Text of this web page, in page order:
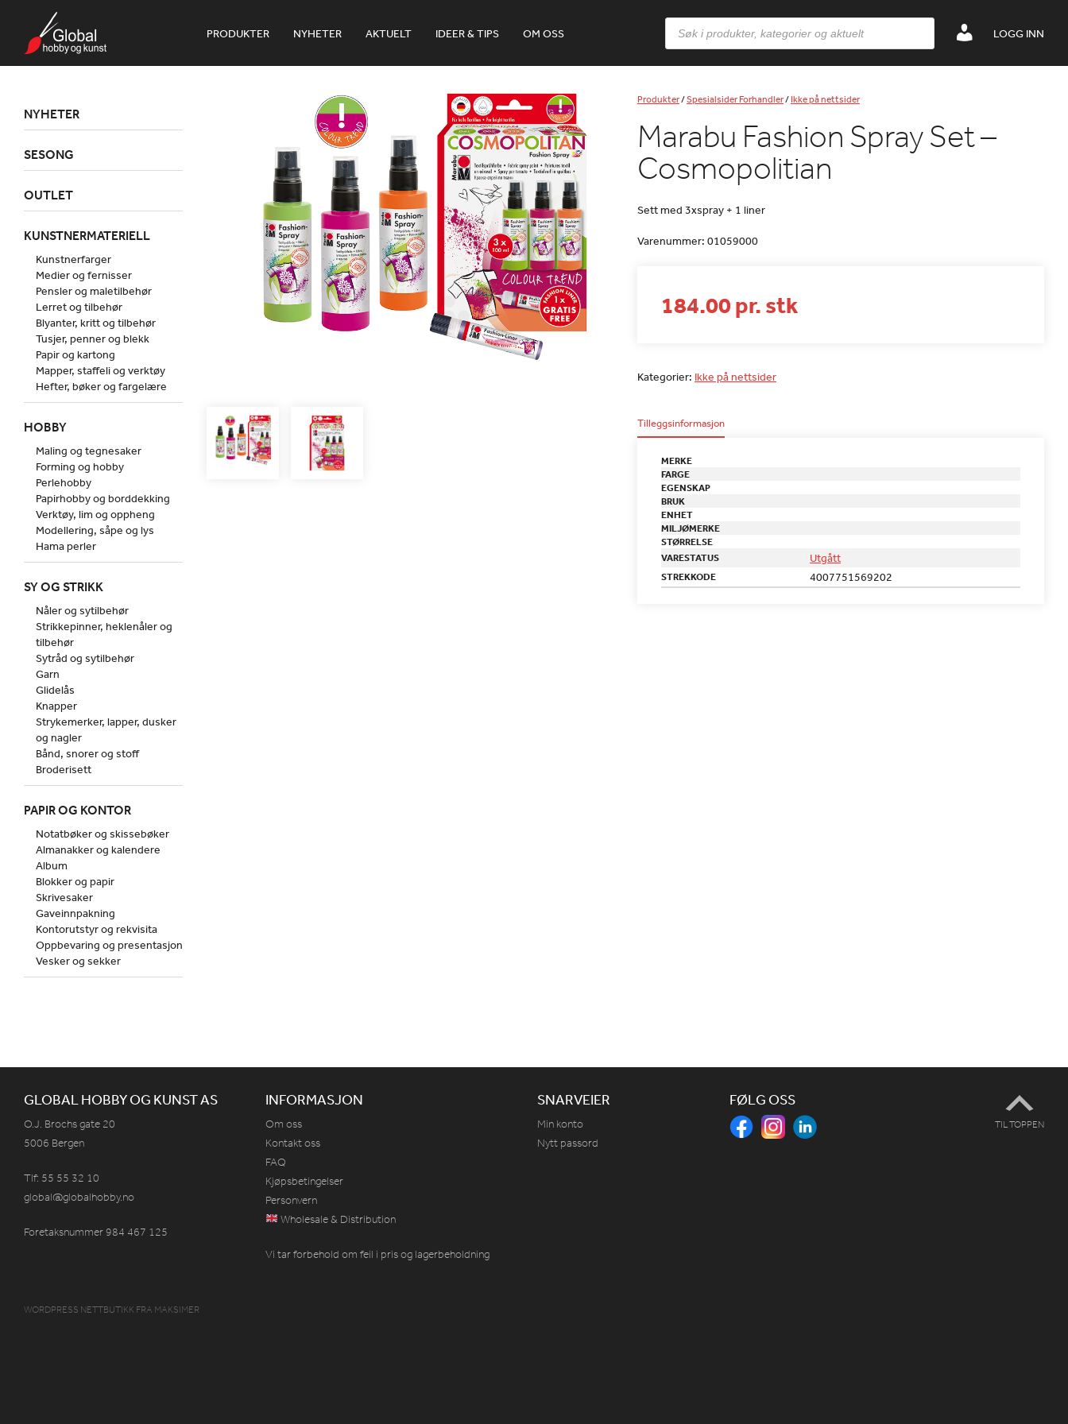
PRODUKTER NYHETER AKTUELT IDEER & TIPS OM OSS LOGG INN
Products
search
Produkter/Spesialsider Forhandler/Ikke på nettsider
Marabu Fashion Spray Set –
Cosmopolitian
Sett med 3xspray + 1 liner
Varenummer: 01059000
184.00 pr. stk
Kategorier: Ikke på nettsider
Tilleggsinformasjon
MERKE
FARGE
EGENSKAP
BRUK
ENHET
MILJØMERKE
STØRRELSE
VARESTATUS
Utgått
STREKKODE 4007751569202
NYHETER
SESONG
OUTLET
KUNSTNERMATERIELL
Kunstnerfarger
Medier og fernisser
Pensler og maletilbehør
Lerret og tilbehør
Blyanter, kritt og tilbehør
Tusjer, penner og blekk
Papir og kartong
Mapper, staffeli og verktøy
Hefter, bøker og fargelære
HOBBY
Maling og tegnesaker
Forming og hobby
Perlehobby
Papirhobby og borddekking
Verktøy, lim og oppheng
Modellering, såpe og lys
Hama perler
SY OG STRIKK
Nåler og sytilbehør
Strikkepinner, heklenåler og
tilbehør
Sytråd og sytilbehør
Garn
Glidelås
Knapper
Strykemerker, lapper, dusker
og nagler
Bånd, snorer og stoff
Broderisett
PAPIR OG KONTOR
Notatbøker og skissebøker
Almanakker og kalendere
Album
Blokker og papir
Skrivesaker
Gaveinnpakning
Kontorutstyr og rekvisita
Oppbevaring og presentasjon
Vesker og sekker
GLOBAL HOBBY OG KUNST AS
O.J. Brochs gate 20
5006 Bergen
Tlf: 55 55 32 10
global@globalhobby.no
Foretaksnummer 984 467 125
INFORMASJON
Om oss
Kontakt oss
FAQ
Kjøpsbetingelser
Personvern
Wholesale & Distribution
Vi tar forbehold om feil i pris og lagerbeholdning
SNARVEIER
Min konto
Nytt passord
FØLG OSS
TIL TOPPEN
WORDPRESS NETTBUTIKK FRA MAKSIMER